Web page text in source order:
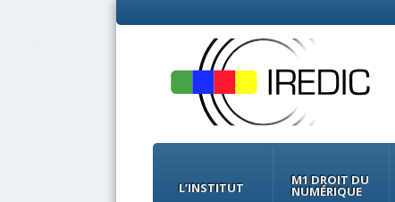
Menu
Skip
contentL’INSTITUT M1 DROIT DU
NUMÉRIQUE